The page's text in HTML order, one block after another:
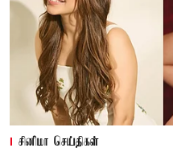
சினிமா செய்திகள்